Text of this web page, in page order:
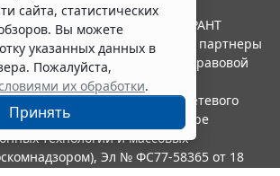
сайта, статистических
Вы можете
указанных данных в
Пожалуйста,
их обработки.
Принять
СЕРВИС", 2026. Система ГАРАНТ
года. Компания "Гарант" и ее партнеры
Российской ассоциации правовой
в качестве сетевого
службой по надзору в сфере
технологий и массовых
Эл № ФС77-58365 от 18